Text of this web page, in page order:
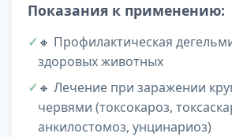
Показания к применению:
🔸 Профилактическая
здоровых животных
🔸 Лечение при заражении
червями (токсокароз,
анкилостомоз, унцинариоз)